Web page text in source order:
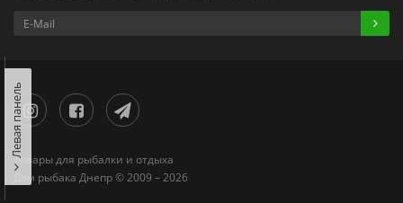
Товары для рыбалки и отдыха
Дом рыбака Днепр © 2009 – 2026
Левая панель